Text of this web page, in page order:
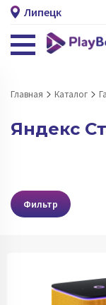
Липецк
Главная Каталог
Яндекс
Фильтр